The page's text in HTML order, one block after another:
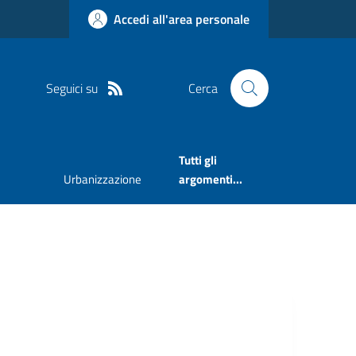
Accedi all'area personale
Seguici su Cerca
Urbanizzazione
Tutti gli
argomenti...